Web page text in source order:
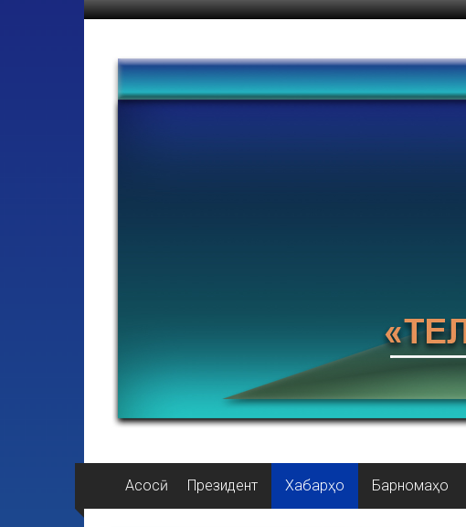
Асосӣ Президент Хабарҳо Барномаҳо